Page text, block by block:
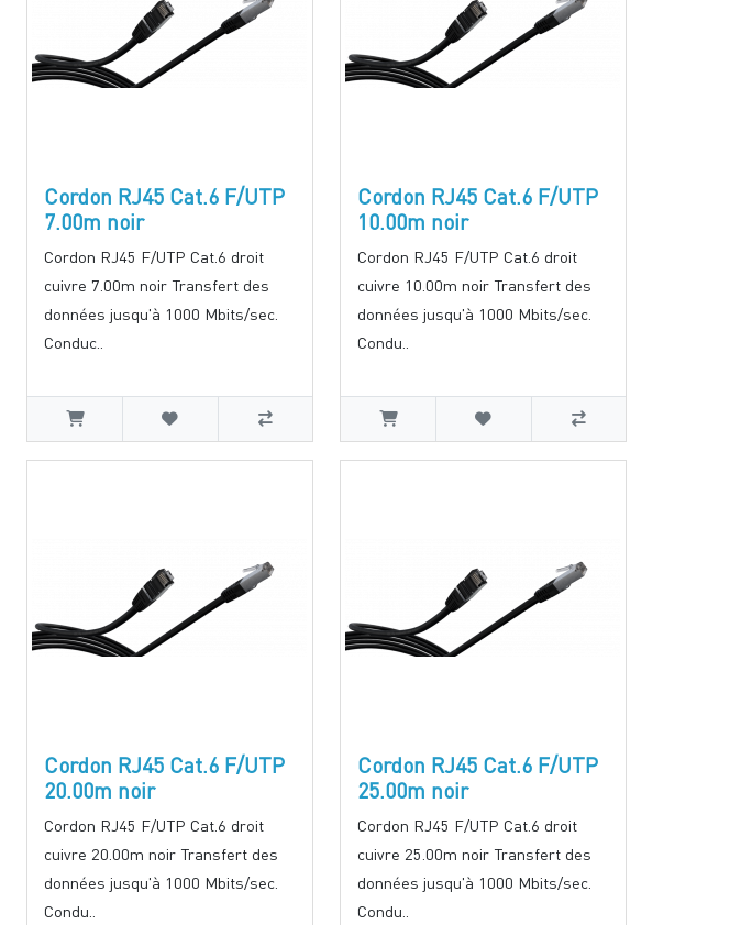
Cordon RJ45 Cat.6 F/UTP
7.00m noir
Cordon RJ45 F/UTP Cat.6 droit
cuivre 7.00m noir Transfert des
données jusqu'à 1000 Mbits/sec.
Conduc..
Cordon RJ45 Cat.6 F/UTP
10.00m noir
Cordon RJ45 F/UTP Cat.6 droit
cuivre 10.00m noir Transfert des
données jusqu'à 1000 Mbits/sec.
Condu..
Cordon RJ45 Cat.6 F/UTP
20.00m noir
Cordon RJ45 F/UTP Cat.6 droit
cuivre 20.00m noir Transfert des
données jusqu'à 1000 Mbits/sec.
Condu..
Cordon RJ45 Cat.6 F/UTP
25.00m noir
Cordon RJ45 F/UTP Cat.6 droit
cuivre 25.00m noir Transfert des
données jusqu'à 1000 Mbits/sec.
Condu..